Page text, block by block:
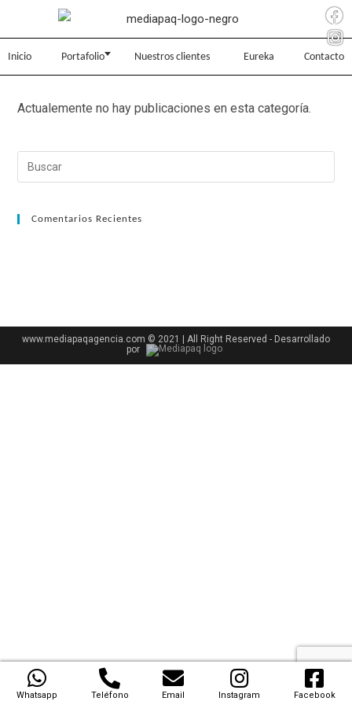
Inicio Portafolio Nuestros clientes Eureka Contacto
Actualemente no hay publicaciones en esta categoría.
Comentarios Recientes
www.mediapaqagencia.com © 2021 | All Right Reserved - Desarrollado
por
Whatsapp Teléfono Email Instagram Facebook